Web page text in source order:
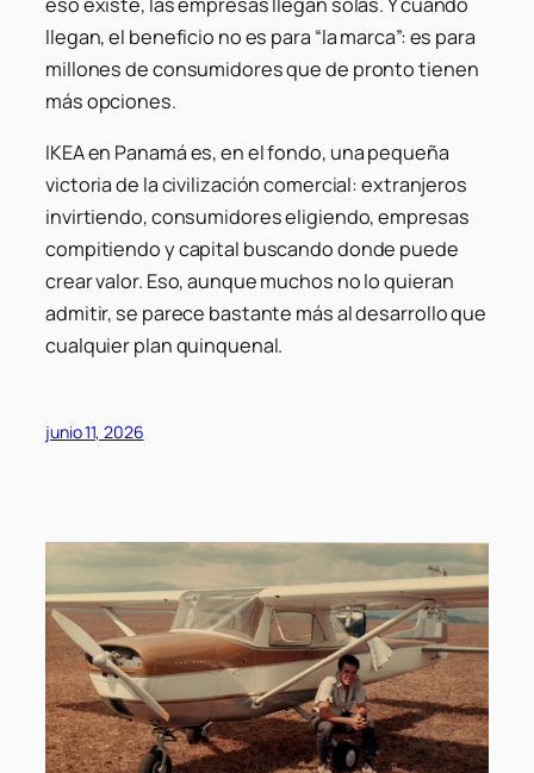
llegan, el beneficio no es para “la marca”: es para
millones de consumidores que de pronto tienen
más opciones.
IKEA en Panamá es, en el fondo, una pequeña
victoria de la civilización comercial: extranjeros
invirtiendo, consumidores eligiendo, empresas
compitiendo y capital buscando donde puede
crear valor. Eso, aunque muchos no lo quieran
admitir, se parece bastante más al desarrollo que
cualquier plan quinquenal.
junio 11, 2026